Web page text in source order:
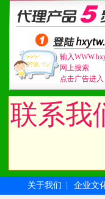
输入
网上搜索
点击广告进入
联系我
关于我们 ┆ 企业文